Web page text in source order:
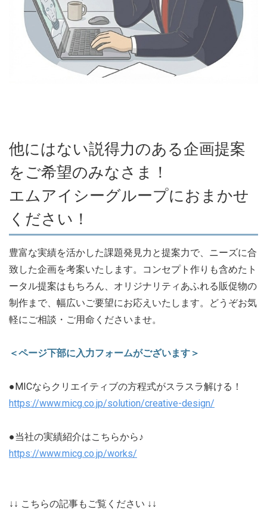
他にはない説得力のある企画提案
をご希望のみなさま！
エムアイシーグループにおまかせ
ください！
豊富な実績を活かした課題発見力と提案力で、ニーズに合
致した企画を考案いたします。コンセプト作りも含めたト
ータル提案はもちろん、オリジナリティあふれる販促物の
制作まで、幅広いご要望にお応えいたします。どうぞお気
軽にご相談・ご用命くださいませ。
＜ページ下部に入力フォームがございます＞
●MICならクリエイティブの方程式がスラスラ解ける！
https://www.micg.co.jp/solution/creative-design/
●当社の実績紹介はこちらから♪
https://www.micg.co.jp/works/
↓↓ こちらの記事もご覧ください ↓↓